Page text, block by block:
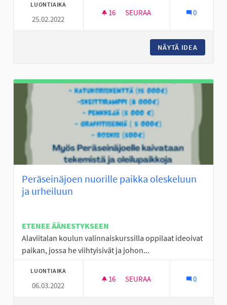
LUONTIAIKA
25.02.2022
16 16 SEURAAJAA
SEURAA 0
NÄYTÄ IDEA
Peräseinäjoen nuorille paikka oleskeluun
ja urheiluun
ETENEE ÄÄNESTYKSEEN
Alaviitalan koulun valinnaiskurssilla oppilaat ideoivat
paikan, jossa he viihtyisivät ja johon...
LUONTIAIKA
06.03.2022
16 16 SEURAAJAA
SEURAA 0